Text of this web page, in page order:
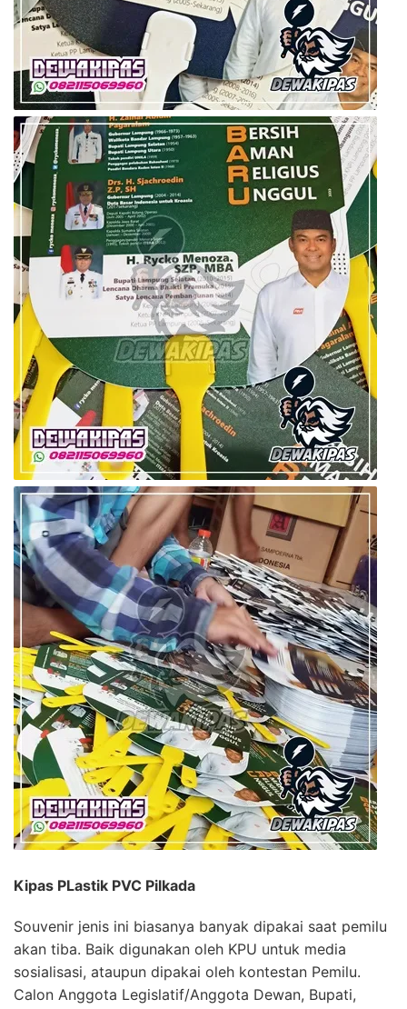
Kipas PLastik PVC Pilkada
Souvenir jenis ini biasanya banyak dipakai saat pemilu
akan tiba. Baik digunakan oleh KPU untuk media
sosialisasi, ataupun dipakai oleh kontestan Pemilu.
Calon Anggota Legislatif/Anggota Dewan, Bupati,